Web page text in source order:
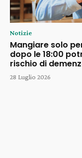
Notizie
Mangiare solo
dopo le 18:00
rischio di
28 Luglio 2026